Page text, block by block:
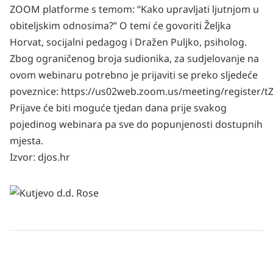
ZOOM platforme s temom: “Kako upravljati ljutnjom u
obiteljskim odnosima?” O temi će govoriti Željka
Horvat, socijalni pedagog i Dražen Puljko, psiholog.
Zbog ograničenog broja sudionika, za sudjelovanje na
ovom webinaru potrebno je prijaviti se preko sljedeće
poveznice: https://us02web.zoom.us/meeting/register/
Prijave će biti moguće tjedan dana prije svakog
pojedinog webinara pa sve do popunjenosti dostupnih
mjesta.
Izvor: djos.hr